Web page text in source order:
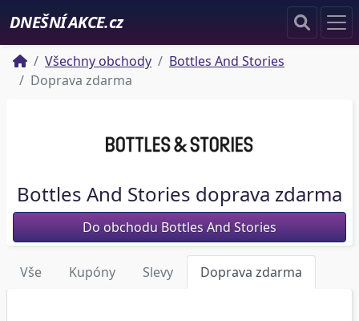
DNEŠNÍ AKCE.cz
Všechny obchody
Bottles And Stories
Doprava zdarma
Bottles And Stories doprava zdarma
Do obchodu Bottles And Stories
Vše Kupóny Slevy Doprava zdarma